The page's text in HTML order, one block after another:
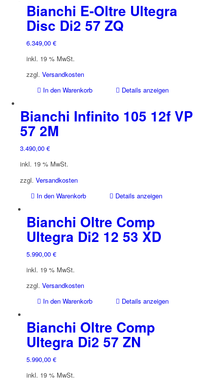
Bianchi E-Oltre Ultegra
Disc Di2 57 ZQ
6.349,00 €
inkl. 19 % MwSt.
zzgl. Versandkosten
In den Warenkorb
Details anzeigen
Bianchi Infinito 105 12f VP
57 2M
3.490,00 €
inkl. 19 % MwSt.
zzgl. Versandkosten
In den Warenkorb
Details anzeigen
Bianchi Oltre Comp
Ultegra Di2 12 53 XD
5.990,00 €
inkl. 19 % MwSt.
zzgl. Versandkosten
In den Warenkorb
Details anzeigen
Bianchi Oltre Comp
Ultegra Di2 57 ZN
5.990,00 €
inkl. 19 % MwSt.